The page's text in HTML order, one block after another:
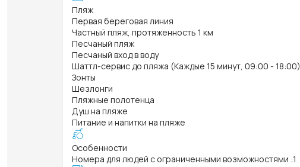
Пляж
Первая береговая линия
Частный пляж, протяженность 1 км
Песчаный пляж
Песчаный вход в воду
Шаттл-сервис до пляжа (Каждые 15 минут, 09:00 - 18:00)
Зонты
Шезлонги
Пляжные полотенца
Душ на пляже
Питание и напитки на пляже
Особенности
Номера для людей с ограниченными возможностями :1